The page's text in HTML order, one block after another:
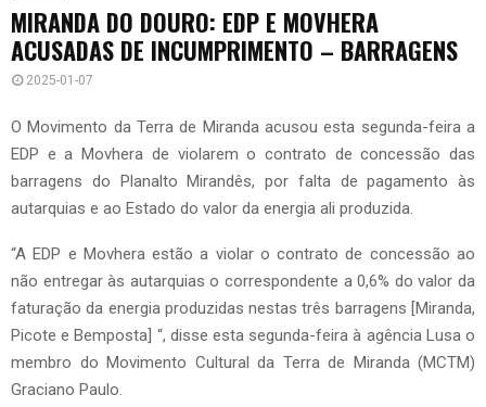
MIRANDA DO DOURO: EDP E MOVHERA
ACUSADAS DE INCUMPRIMENTO – BARRAGENS
2025-01-07
O Movimento da Terra de Miranda acusou esta segunda-feira a
EDP e a Movhera de violarem o contrato de concessão das
barragens do Planalto Mirandês, por falta de pagamento às
autarquias e ao Estado do valor da energia ali produzida.
“A EDP e Movhera estão a violar o contrato de concessão ao
não entregar às autarquias o correspondente a 0,6% do valor da
faturação da energia produzidas nestas três barragens [Miranda,
Picote e Bemposta] “, disse esta segunda-feira à agência Lusa o
membro do Movimento Cultural da Terra de Miranda (MCTM)
Graciano Paulo.